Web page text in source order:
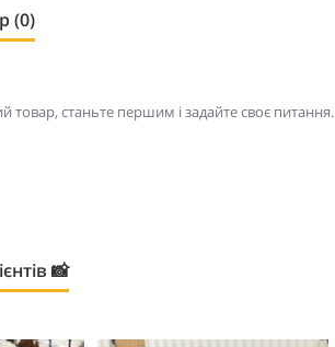
(0)
товар, станьте першим і задайте своє питання.
📸